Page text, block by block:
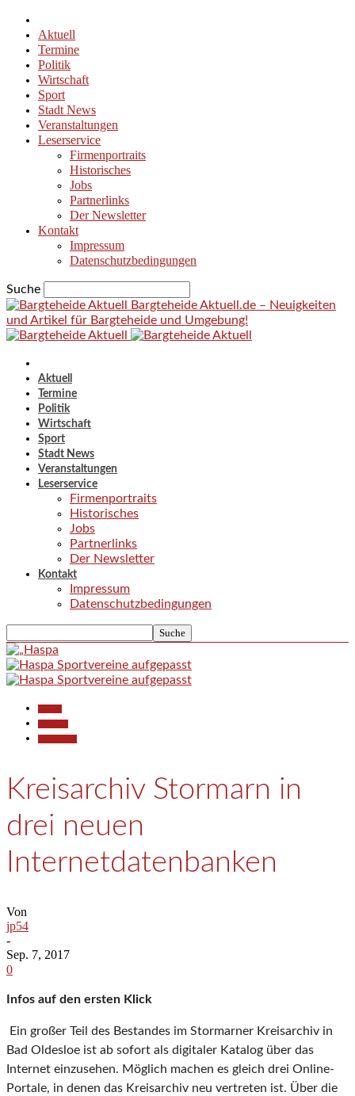
Aktuell
Termine
Politik
Wirtschaft
Sport
Stadt News
Veranstaltungen
Leserservice
Firmenportraits
Historisches
Jobs
Partnerlinks
Der Newsletter
Kontakt
Impressum
Datenschutzbedingungen
Suche
Bargteheide Aktuell.de – Neuigkeiten
und Artikel für Bargteheide und Umgebung!
Aktuell
Termine
Politik
Wirtschaft
Sport
Stadt News
Veranstaltungen
Leserservice
Firmenportraits
Historisches
Jobs
Partnerlinks
Der Newsletter
Kontakt
Impressum
Datenschutzbedingungen
Kreisarchiv Stormarn in
drei neuen
Internetdatenbanken
Von
jp54
-
Sep. 7, 2017
0
Infos auf den ersten Klick
Ein großer Teil des Bestandes im Stormarner Kreisarchiv in
Bad Oldesloe ist ab sofort als digitaler Katalog über das
Internet einzusehen. Möglich machen es gleich drei Online-
Portale, in denen das Kreisarchiv neu vertreten ist. Über die